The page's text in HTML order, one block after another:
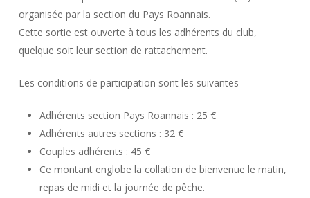
organisée par la section du Pays Roannais.
Cette sortie est ouverte à tous les adhérents du club,
quelque soit leur section de rattachement.
Les conditions de participation sont les suivantes
Adhérents section Pays Roannais : 25 €
Adhérents autres sections : 32 €
Couples adhérents : 45 €
Ce montant englobe la collation de bienvenue le matin,
repas de midi et la journée de pêche.